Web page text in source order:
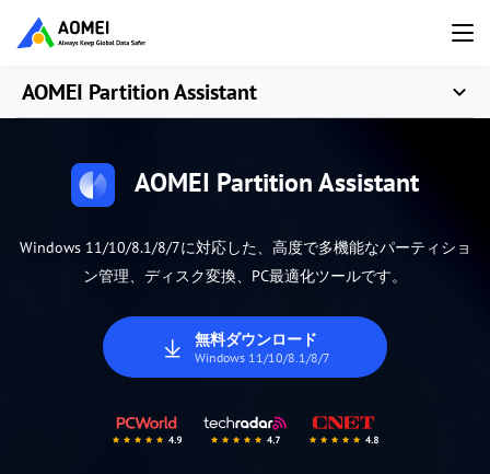
AOMEI Partition Assistant
AOMEI Partition Assistant
Windows 11/10/8.1/8/7に対応した、高度で多機能なパーティショ
ン管理、ディスク変換、PC最適化ツールです。
無料ダウンロード
Windows 11/10/8.1/8/7